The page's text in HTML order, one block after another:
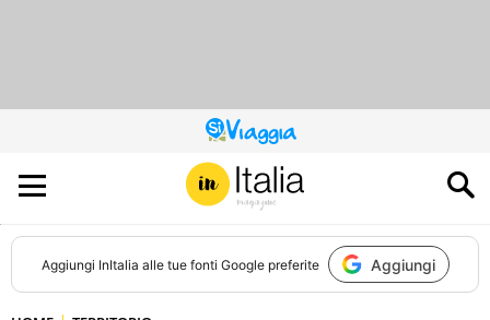
QUESTO
SITO
CONTRIBUISCE
ALL’AUDIENCE
DI
Aggiungi InItalia alle tue fonti Google preferite Aggiungi